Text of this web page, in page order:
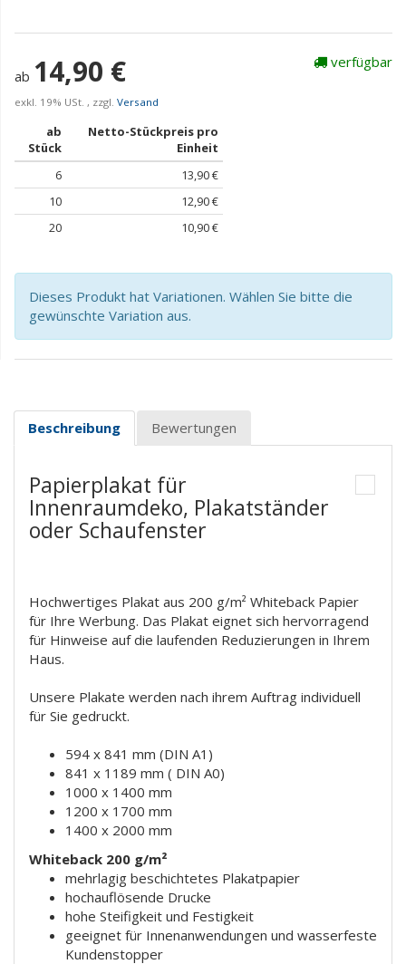
ab 14,90 €
exkl. 19% USt. , zzgl. Versand
ab
Stück
Netto-Stückpreis pro
Einheit
6
13,90 €
10
12,90 €
20
10,90 €
verfügbar
Dieses Produkt hat Variationen. Wählen Sie bitte die
gewünschte Variation aus.
Beschreibung Bewertungen
Papierplakat für
Innenraumdeko, Plakatständer
oder Schaufenster
Hochwertiges Plakat aus 200 g/m² Whiteback Papier
für Ihre Werbung. Das Plakat eignet sich hervorragend
für Hinweise auf die laufenden Reduzierungen in Ihrem
Haus.
Unsere Plakate werden nach ihrem Auftrag individuell
für Sie gedruckt.
594 x 841 mm (DIN A1)
841 x 1189 mm ( DIN A0)
1000 x 1400 mm
1200 x 1700 mm
1400 x 2000 mm
Whiteback 200 g/m²
mehrlagig beschichtetes Plakatpapier
hochauflösende Drucke
hohe Steifigkeit und Festigkeit
geeignet für Innenanwendungen und wasserfeste
Kundenstopper